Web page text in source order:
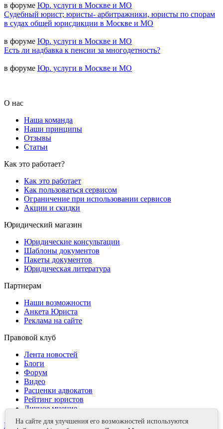
в форуме Юр. услуги в Москве и МО
Судебный юрист; юристы- арбитражники, юристы по спорам
в судах общей юрисдикции в Москве и МО
в форуме Юр. услуги в Москве и МО
Есть ли надбавка к пенсии за многодетность?
в форуме Юр. услуги в Москве и МО
О нас
Наша команда
Наши принципы
Отзывы
Статьи
Как это работает?
Как это работает
Как пользоваться сервисом
Ограничение при использовании сервисов
Акции и скидки
Юридический магазин
Юридические консультации
Шаблоны документов
Пакеты документов
Юридическая литература
Партнерам
Наши возможности
Анкета Юриста
Реклама на сайте
Правовой клуб
Лента новостей
Блоги
Форум
Видео
Расценки адвокатов
Рейтинг юристов
Личное мнение
Контакты
На сайте для улучшения его возможностей используются